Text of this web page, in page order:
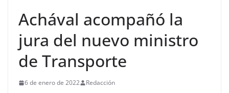
Achával acompañó la
jura del nuevo ministro
de Transporte
6 de enero de 2022 Redacción